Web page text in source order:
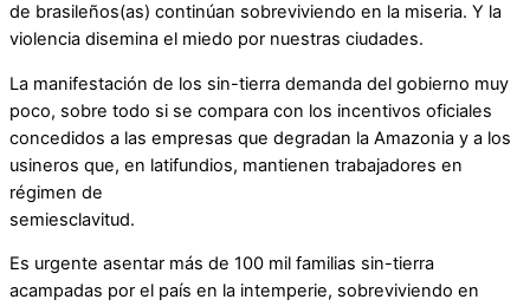
de brasileños(as) continúan sobreviviendo en la miseria. Y la
violencia disemina el miedo por nuestras ciudades.
La manifestación de los sin-tierra demanda del gobierno muy
poco, sobre todo si se compara con los incentivos oficiales
concedidos a las empresas que degradan la Amazonia y a los
usineros que, en latifundios, mantienen trabajadores en
régimen de
semiesclavitud.
Es urgente asentar más de 100 mil familias sin-tierra
acampadas por el país en la intemperie, sobreviviendo en